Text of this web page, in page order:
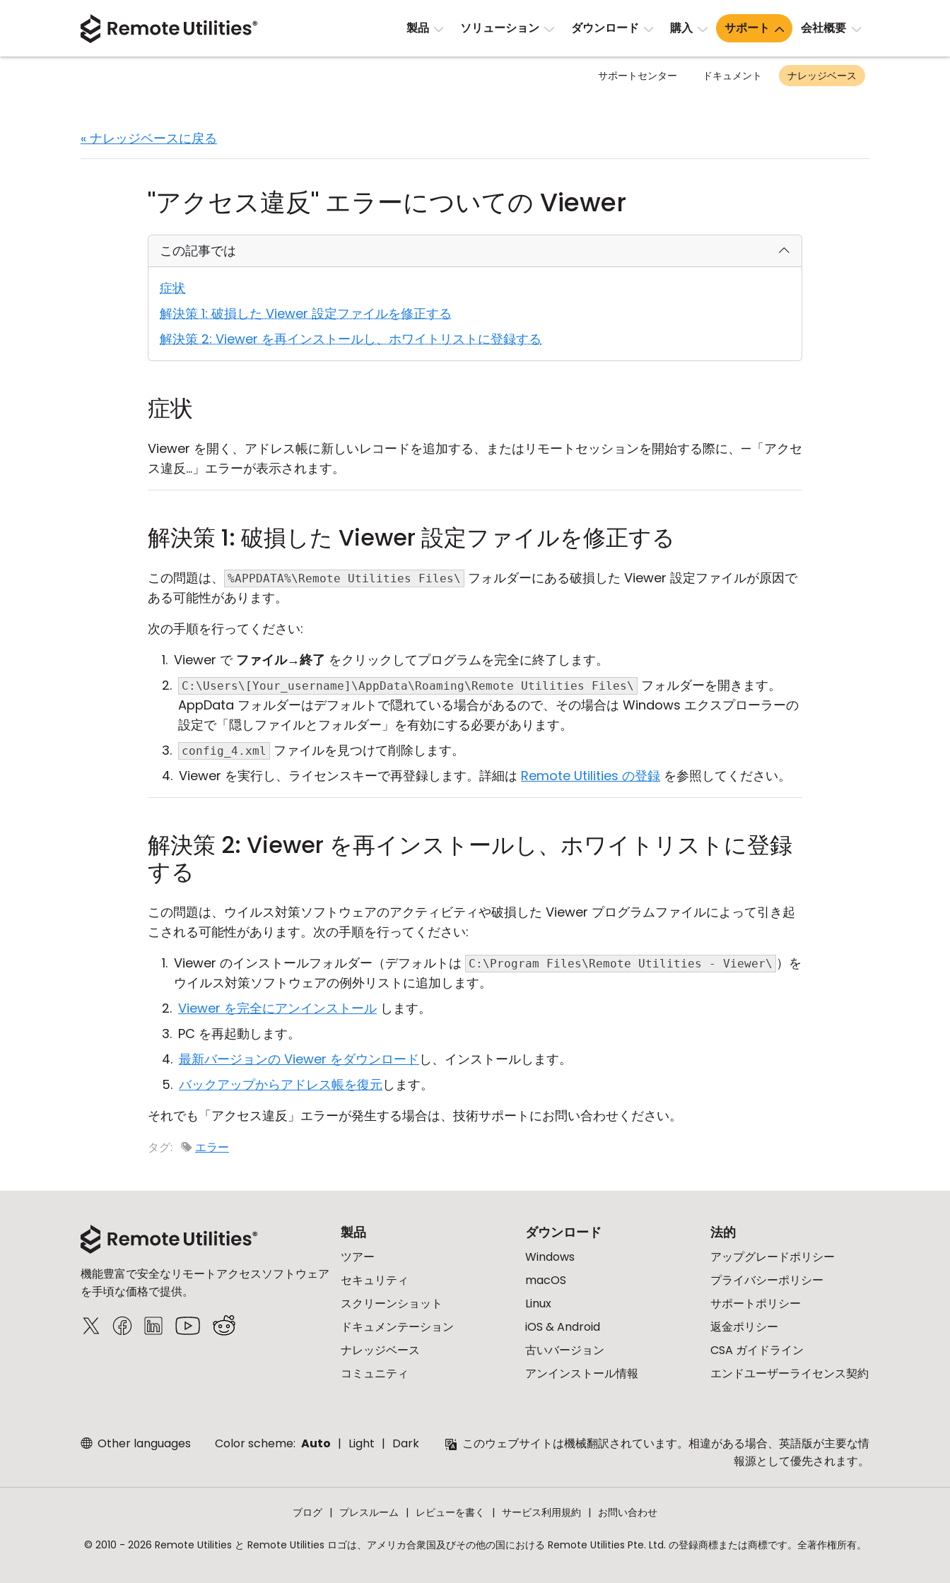
製品 ソリューション ダウンロード 購入 サポート 会社概要
サポートセンター ドキュメント ナレッジベース
« ナレッジベースに戻る
"アクセス違反" エラーについての Viewer
この記事では
症状
解決策 1: 破損した Viewer 設定ファイルを修正する
解決策 2: Viewer を再インストールし、ホワイトリストに登録する
症状
Viewer を開く、アドレス帳に新しいレコードを追加する、またはリモートセッションを開始する際に、—「アクセ
ス違反...」エラーが表示されます。
解決策 1: 破損した Viewer 設定ファイルを修正する
この問題は、 %APPDATA%\Remote Utilities Files\
フォルダーにある破損した Viewer 設定ファイルが原因で
ある可能性があります。
次の手順を行ってください:
Viewer で ファイル→終了 をクリックしてプログラムを完全に終了します。
C:\Users\[Your_username]\AppData\Roaming\Remote Utilities Files\
フォルダーを開きます。
AppData フォルダーはデフォルトで隠れている場合があるので、その場合は Windows エクスプローラーの
設定で「隠しファイルとフォルダー」を有効にする必要があります。
config_4.xml
ファイルを見つけて削除します。
Viewer を実行し、ライセンスキーで再登録します。詳細は Remote Utilities の登録 を参照してください。
解決策 2: Viewer を再インストールし、ホワイトリストに登録
する
この問題は、ウイルス対策ソフトウェアのアクティビティや破損した Viewer プログラムファイルによって引き起
こされる可能性があります。次の手順を行ってください:
Viewer のインストールフォルダー（デフォルトは
C:\Program Files\Remote Utilities - Viewer\ ）を
ウイルス対策ソフトウェアの例外リストに追加します。
Viewer を完全にアンインストール します。
PC を再起動します。
最新バージョンの Viewer をダウンロード し、インストールします。
バックアップからアドレス帳を復元 します。
それでも「アクセス違反」エラーが発生する場合は、技術サポートにお問い合わせください。
タグ: エラー
機能豊富で安全なリモートアクセスソフトウェア
を手頃な価格で提供。
製品
ツアー
セキュリティ
スクリーンショット
ドキュメンテーション
ナレッジベース
コミュニティ
ダウンロード
Windows
macOS
Linux
iOS & Android
古いバージョン
アンインストール情報
法的
アップグレードポリシー
プライバシーポリシー
サポートポリシー
返金ポリシー
CSA ガイドライン
エンドユーザーライセンス契約
Other languages Color scheme: Auto Light Dark
このウェブサイトは機械翻訳されています。相違がある場合、英語版が主要な情
報源として優先されます。
ブログ プレスルーム レビューを書く サービス利用規約 お問い合わせ
© 2010 - 2026 Remote Utilities と Remote Utilities ロゴは、アメリカ合衆国及びその他の国における Remote Utilities Pte. Ltd. の登録商標または商標です。全著作権所有。